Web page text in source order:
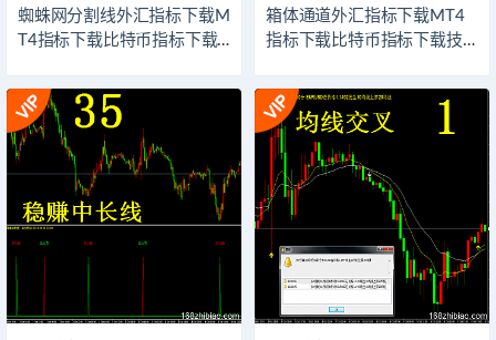
蜘蛛网分割线外汇指标下载M
T4指标下载比特币指标下载
以太坊外汇指示器下载
箱体通道外汇指标下载MT4
指标下载比特币指标下载技
太坊外汇指示器下载